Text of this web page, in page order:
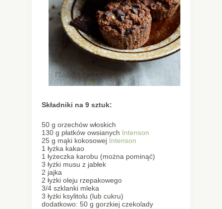
Składniki na 9 sztuk:
50 g orzechów włoskich
130 g płatków owsianych Intenson
25 g mąki kokosowej Intenson
1 łyżka kakao
1 łyżeczka karobu (można pominąć)
3 łyżki musu z jabłek
2 jajka
2 łyżki oleju rzepakowego
3/4 szklanki mleka
3 łyżki ksylitolu (lub cukru)
dodatkowo: 50 g gorzkiej czekolady